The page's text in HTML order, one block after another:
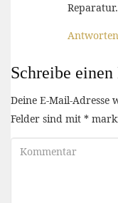
Antworten
Schreibe
Deine E-Mail-
Felder sind mit *
Kommentar